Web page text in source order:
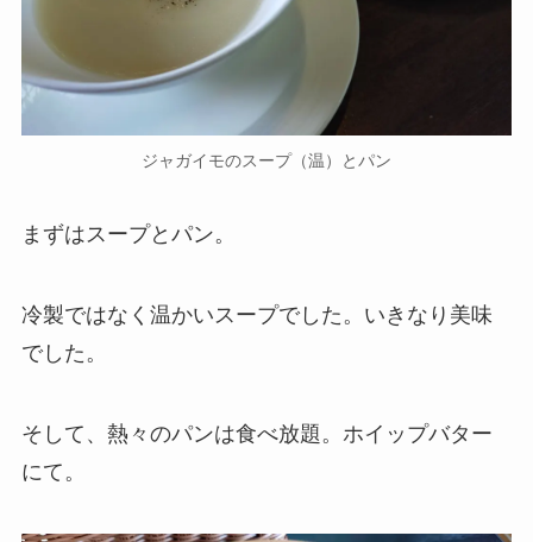
ジャガイモのスープ（温）とパン
まずはスープとパン。
冷製ではなく温かいスープでした。いきなり美味
でした。
そして、熱々のパンは食べ放題。ホイップバター
にて。